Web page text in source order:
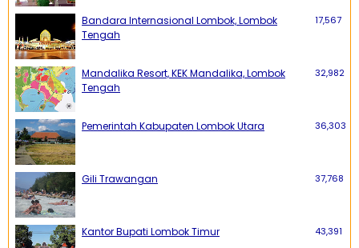
Bandara Internasional Lombok, Lombok
Tengah
17,567
Mandalika Resort, KEK Mandalika, Lombok
Tengah
32,982
Pemerintah Kabupaten Lombok Utara 36,303
Gili Trawangan 37,768
Kantor Bupati Lombok Timur 43,391